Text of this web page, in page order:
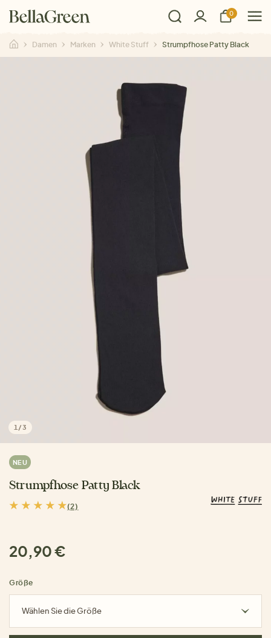
0
Damen Marken White Stuff Strumpfhose Patty Black
1 /3
NEU
Strumpfhose Patty Black
(2)
20,90 €
Größe
Wählen Sie die Größe